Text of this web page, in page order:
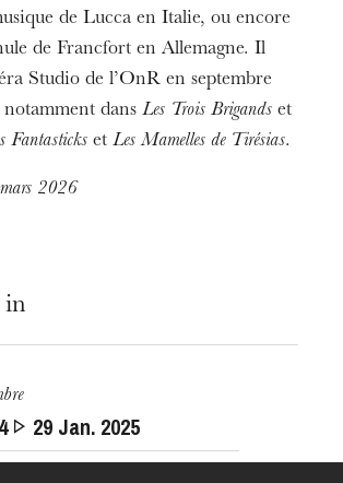
de Lucca en Italie, ou encore
de Francfort en Allemagne. Il
Studio de l’OnR en septembre
notamment dansLes Trois Brigands et
Fantasticks etLes Mamelles de Tirésias.
2026
in
29 Jan. 2025
· Mulhouse · Vogelgrun · Saint-